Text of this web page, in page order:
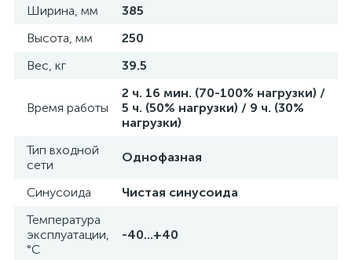
Ширина, мм
385
Высота, мм
250
Вес, кг
39.5
Время работы
2 ч. 16 мин. (70-100% нагрузки) /
5 ч. (50% нагрузки) / 9 ч. (30%
нагрузки)
Тип входной
сети
Однофазная
Синусоида
Чистая синусоида
Температура
эксплуатации,
°C
-40...+40